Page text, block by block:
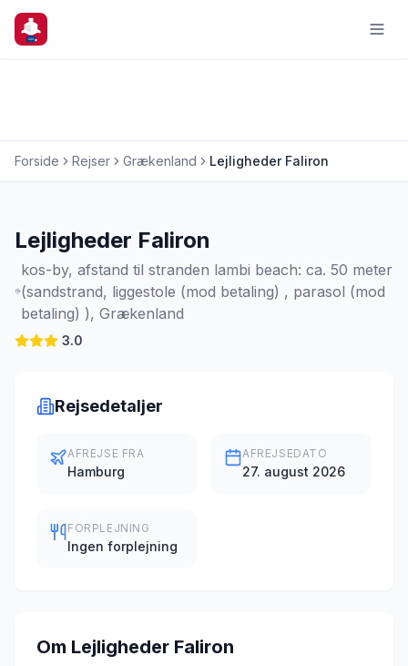
Forside Rejser Grækenland Lejligheder Faliron
Charterrejse
Lejligheder Faliron
kos-by, afstand til stranden lambi beach: ca. 50 meter
(sandstrand, liggestole (mod betaling) , parasol (mod
betaling) ), Grækenland
3.0
Rejsedetaljer
AFREJSE FRA
Hamburg
AFREJSEDATO
27. august 2026
FORPLEJNING
Ingen forplejning
Om Lejligheder Faliron